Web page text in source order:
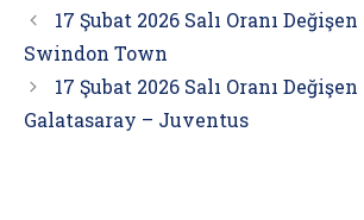
17 Şubat 2026 Salı Oranı
Swindon Town
17 Şubat 2026 Salı Oranı Değişen
Galatasaray – Juventus